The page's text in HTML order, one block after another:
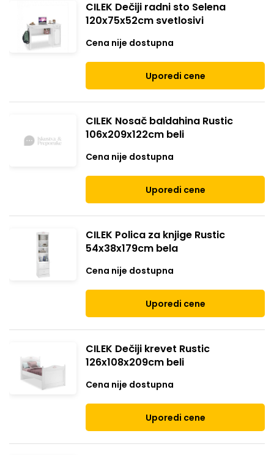
CILEK Dečiji radni sto Selena
120x75x52cm svetlosivi
Cena nije dostupna
Uporedi cene
CILEK Nosač baldahina Rustic
106x209x122cm beli
Cena nije dostupna
Uporedi cene
CILEK Polica za knjige Rustic
54x38x179cm bela
Cena nije dostupna
Uporedi cene
CILEK Dečiji krevet Rustic
126x108x209cm beli
Cena nije dostupna
Uporedi cene